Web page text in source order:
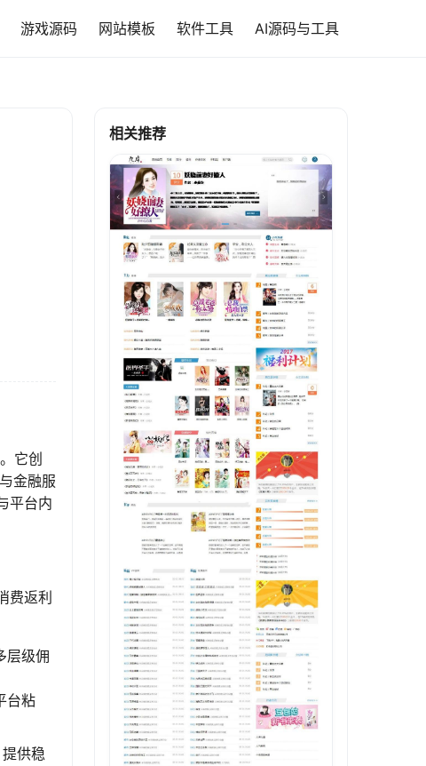
游戏源码 网站模板 软件工具 AI源码与工具
它创
金融服
平台内
费返利
层级佣
台粘
供稳
相关推荐